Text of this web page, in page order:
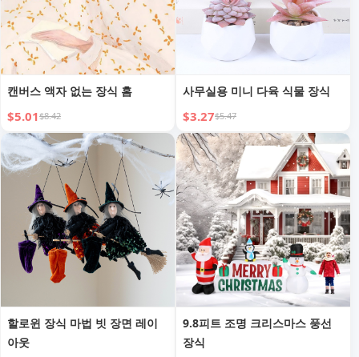
캔버스 액자 없는 장식 홈
$5.01$8.42
사무실용 미니 다육 식물 장식
$3.27$5.47
할로윈 장식 마법 빗 장면 레이
아웃
9.8피트 조명 크리스마스 풍선
장식